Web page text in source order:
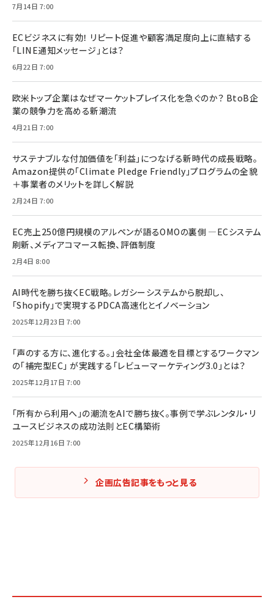
7月14日 7:00
ECビジネスに有効！ リピート促進や顧客満足度向上に直結する
「LINE通知メッセージ」とは？
6月22日 7:00
欧米トップ企業はなぜマーケットプレイス化を急ぐのか？ BtoB企
業の競争力を高める新潮流
4月21日 7:00
サステナブルな付加価値を「利益」につなげる新時代の成長戦略。
Amazon提供の「Climate Pledge Friendly」プログラムの全貌
＋事業者のメリットを詳しく解説
2月24日 7:00
EC売上250億円規模のアルペンが語るOMOの裏側 ―ECシステム
刷新、メディアコマース転換、評価制度
2月4日 8:00
AI時代を勝ち抜くEC戦略。レガシーシステムから脱却し、
「Shopify」で実現するPDCA高速化とイノベーション
2025年12月23日 7:00
「声のする方に、進化する。」会社全体最適を目標とするワークマン
の「補完型EC」 が実践する「レビューマーケティング3.0」とは？
2025年12月17日 7:00
「所有から利用へ」の潮流をAIで勝ち抜く。事例で学ぶレンタル・リ
ユースビジネスの成功法則とEC構築術
2025年12月16日 7:00
企画広告記事をもっと見る